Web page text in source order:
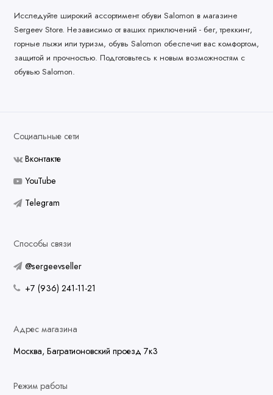
Исследуйте широкий ассортимент обуви Salomon в магазине
Sergeev Store. Независимо от ваших приключений - бег, треккинг,
горные лыжи или туризм, обувь Salomon обеспечит вас комфортом,
защитой и прочностью. Подготовьтесь к новым возможностям с
обувью Salomon.
Социальные сети
Вконтакте
YouTube
Telegram
Способы связи
@sergeevseller
+7 (936) 241-11-21
Адрес магазина
Москва, Багратионовский проезд 7к3
Режим работы